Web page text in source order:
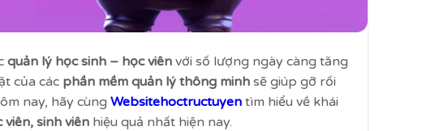
quản lý học sinh – học viên với số lượng ngày càng tăng
của các phần mềm quản lý thông minh sẽ giúp gỡ rối
nay, hãy cùng Websitehoctructuyen tìm hiểu về khái
sinh viên hiệu quả nhất hiện nay.